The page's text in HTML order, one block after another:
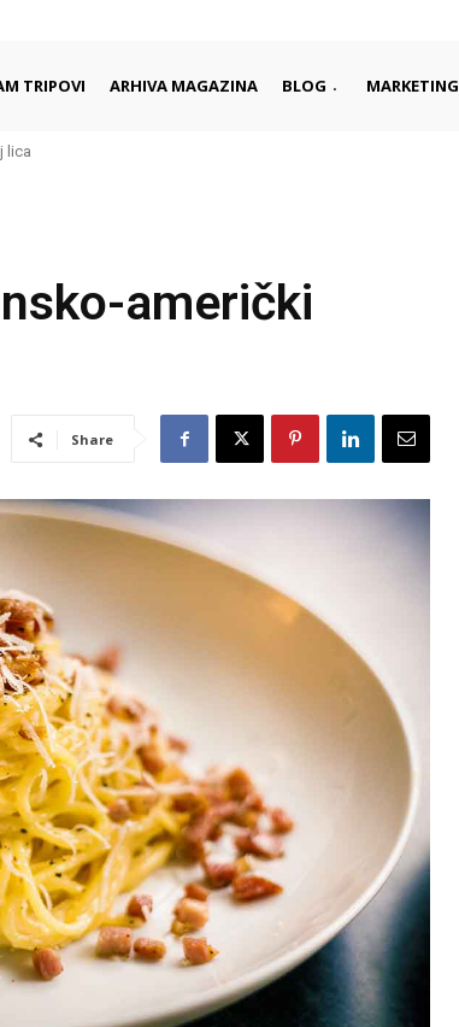
TRIPOVI ARHIVA MAGAZINA BLOG MARKETING
upoznati kroz njegove ljude i tradiciju
američki
Share